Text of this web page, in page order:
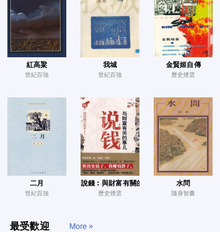
紅高粱
世紀百強
我城
世紀百強
金賢姬自傳
歷史煙雲
二月
世紀百強
說錢︰與財富有關的事兒
歷史煙雲
水問
隨身智囊
最受歡迎 More